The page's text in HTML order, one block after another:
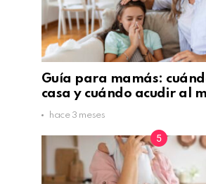
Guía para mamás:
casa y cuándo acudir al
hace 3 meses